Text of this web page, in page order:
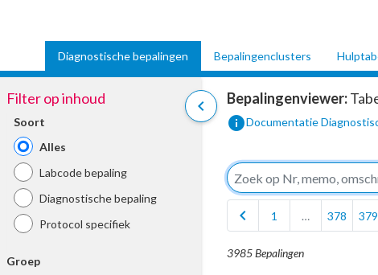
Diagnostische bepalingen Bepalingenclusters
chevron_left
Filter op inhoud
Soort
Alles
Labcode bepaling
Diagnostische bepaling
Protocol specifiek
Groep
Bepalingenviewer:
infoDocumentatie
chevron_left
1 … 378 379
3985 Bepalingen